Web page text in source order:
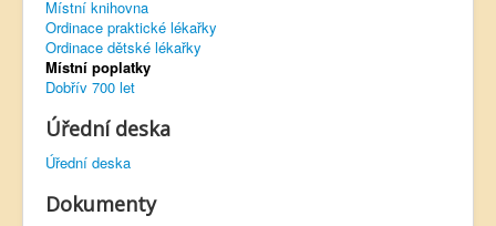
Virtuální prohlídka
Místní knihovna
Ordinace praktické lékařky
Ordinace dětské lékařky
Místní poplatky
Dobřív 700 let
Úřední deska
Úřední deska
Dokumenty